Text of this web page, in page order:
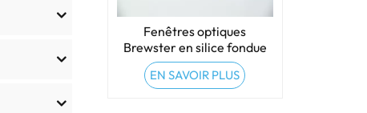
Fenêtres optiques
Brewster en silice fondue
EN SAVOIR PLUS